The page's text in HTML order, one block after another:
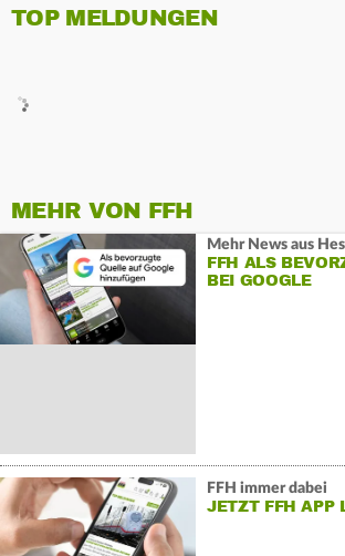
TOP MELDUNGEN
MEHR VON FFH
Mehr News aus
FFH ALS
BEI GOOGLE
FFH immer dabei
JETZT FFH APP